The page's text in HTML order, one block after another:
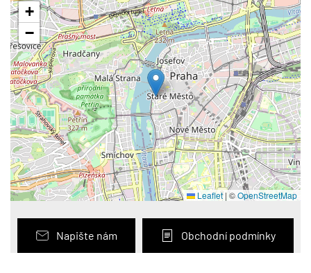
+
−
Leaflet |©OpenStreetMap
Napište nám Obchodní podmínky